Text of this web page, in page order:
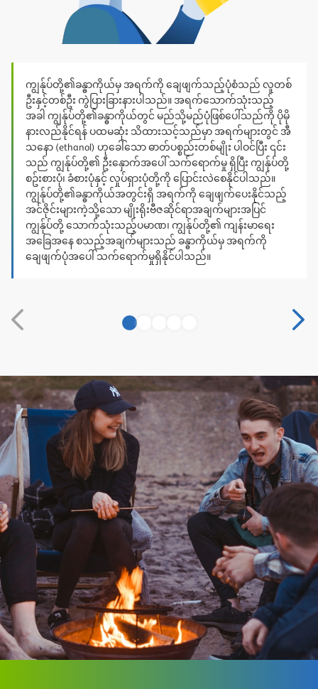
ကျွန်ုပ်တို့၏ခန္ဓာကိုယ်မှ အရက်ကို ချေဖျက်သည့်ပုံစံသည် လူတစ်
ဦးနှင့်တစ်ဦး ကွဲပြားခြားနားပါသည်။ အရက်သောက်သုံးသည့်
အခါ ကျွန်ုပ်တို့၏ခန္ဓာကိုယ်တွင် မည်သို့မည်ပုံဖြစ်ပေါ်သည်ကို ပိုမို
နားလည်နိုင်ရန် ပထမဆုံး သိထားသင့်သည်မှာ အရက်များတွင် အီ
သနော (ethanol) ဟုခေါ်သော ဓာတ်ပစ္စည်းတစ်မျိုး ပါဝင်ပြီး ၎င်း
သည် ကျွန်ုပ်တို့၏ ဦးနှောက်အပေါ် သက်ရောက်မှု ရှိပြီး ကျွန်ုပ်တို့
စဥ်းစားပုံ၊ ခံစားပုံနှင့် လှုပ်ရှားပုံတို့ကို ပြောင်းလဲစေနိုင်ပါသည်။
ကျွန်ုပ်တို့၏ခန္ဓာကိုယ်အတွင်းရှိ အရက်ကို ချေဖျက်ပေးနိုင်သည့်
အင်ဇိုင်းများကဲ့သို့သော မျိုးရိုးဗီဇဆိုင်ရာအချက်များအပြင်
ကျွန်ုပ်တို့ သောက်သုံးသည့်ပမာဏ၊ ကျွန်ုပ်တို့၏ ကျန်းမာရေး
အခြေအနေ စသည့်အချက်များသည် ခန္ဓာကိုယ်မှ အရက်ကို
ချေဖျက်ပုံအပေါ် သက်ရောက်မှုရှိနိုင်ပါသည်။